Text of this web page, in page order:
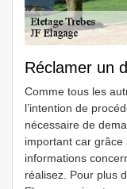
Réclamer un
Comme tous les
l’intention de
nécessaire de
important car
informations
réalisez. Pour plus